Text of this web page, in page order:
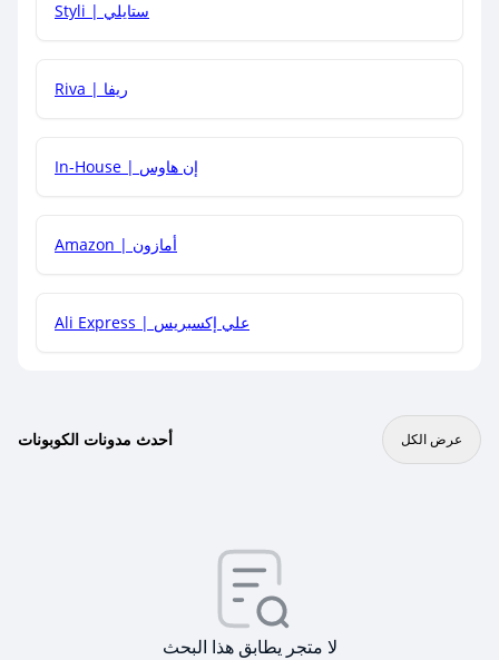
هل يمكنني جمع كود خصم مع العروض الأخرى؟
Styli | ستايلي
Riva | ريفا
In-House | إن هاوس
Amazon | أمازون
Ali Express | علي إكسبريس
أحدث مدونات الكوبونات عرض الكل
لا متجر يطابق هذا البحث